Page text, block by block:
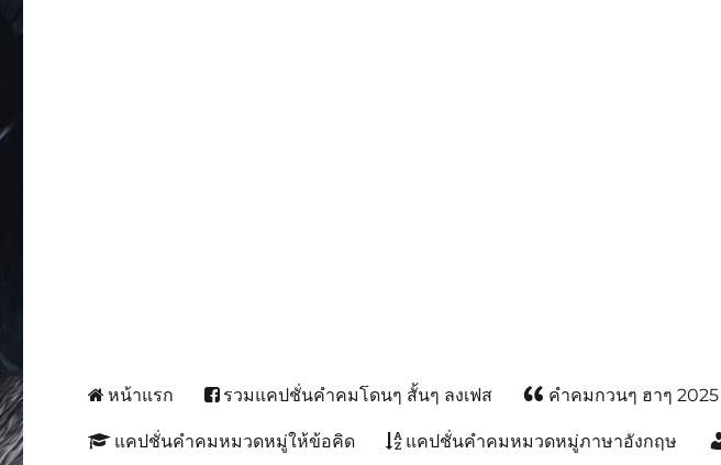
หน้าแรก รวมแคปชั่นคำคมโดนๆ สั้นๆ ลงเฟส คำคมกวนๆ ฮาๆ
แคปชั่นคำคมหมวดหมู่ให้ข้อคิด แคปชั่นคำคมหมวดหมู่ภาษาอังกฤษ